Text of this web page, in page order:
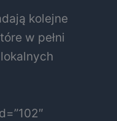
kolejne
w pełni